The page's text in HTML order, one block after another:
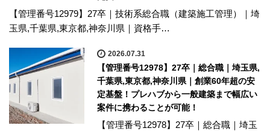
【管理番号12979】27卒｜技術系総合職（建築施工管理）｜埼
玉県,千葉県,東京都,神奈川県｜資格手…
2026.07.31
【管理番号12978】27卒｜総合職｜埼玉県,
千葉県,東京都,神奈川県｜創業60年超の安
定基盤！プレハブから一般建築まで幅広い
案件に携わることが可能！
【管理番号12978】27卒｜総合職｜埼玉